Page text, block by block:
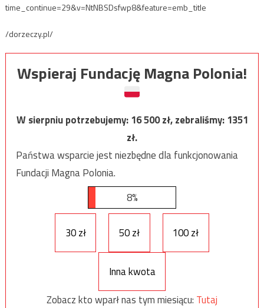
time_continue=29&v=NtNBSDsfwp8&feature=emb_title
/dorzeczy.pl/
Wspieraj Fundację Magna Polonia!
W sierpniu potrzebujemy:16 500zł, zebraliśmy:1351
zł.
Państwa wsparcie jest niezbędne dla funkcjonowania
Fundacji Magna Polonia.
8%
30 zł 50 zł 100 zł
Inna kwota
Zobacz kto wparł nas tym miesiącu: Tutaj